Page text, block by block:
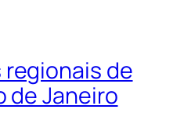
de
de Janeiro